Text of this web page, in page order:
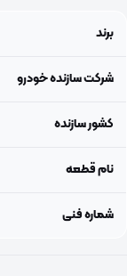
برند
شرکت سازنده خودرو
کشور سازنده
نام قطعه
شماره فنی